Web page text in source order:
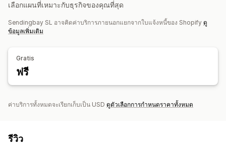
เลือกแผนที่เหมาะกับธุรกิจของคุณที่สุด
Sendingbay SL อาจคิดค่าบริการภายนอกแยกจากใบแจ้งหนี้ของ Shopify ดู
ข้อมูลเพิ่มเติม
Gratis
ฟรี
ค่าบริการทั้งหมดจะเรียกเก็บเป็น USD ดูตัวเลือกการกำหนดราคาทั้งหมด
รีวิว